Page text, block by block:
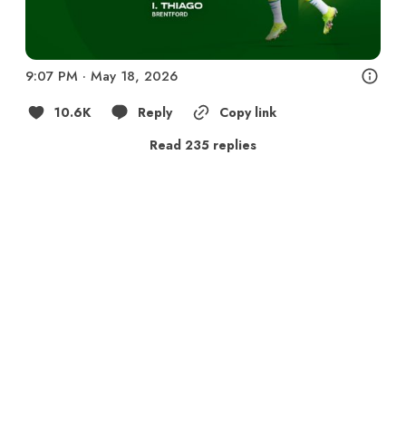
9:07 PM · May 18, 2026
10.6K Reply
Copy link
Read 235 replies